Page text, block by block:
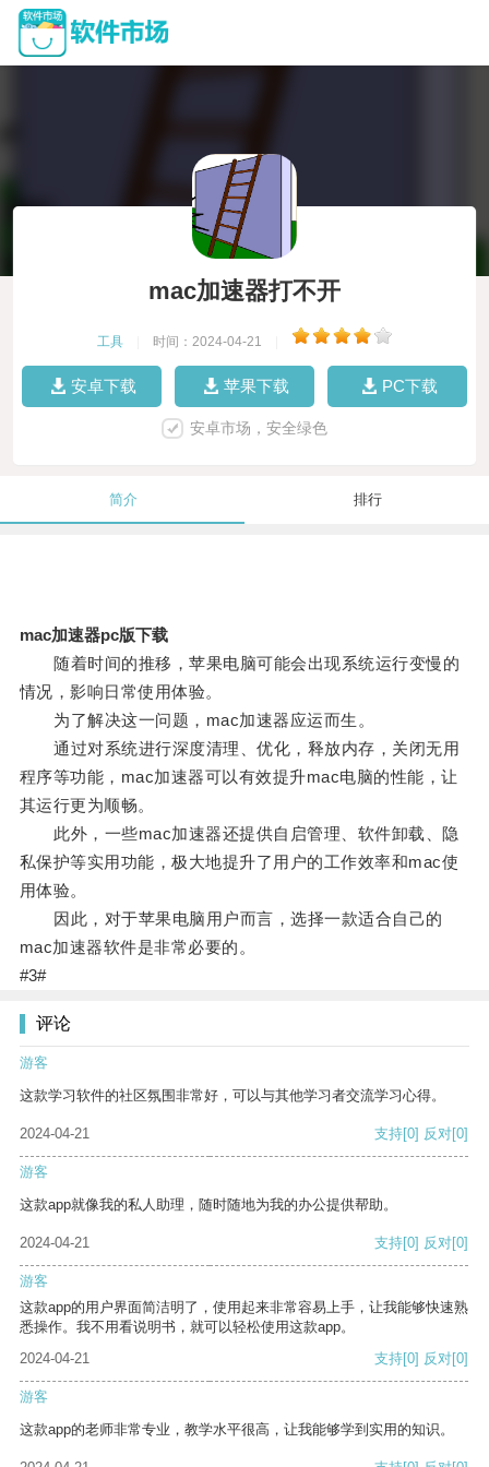
mac加速器打不开
工具 时间：2024-04-21
安卓下载 苹果下载 PC下载
安卓市场，安全绿色
简介 排行
mac加速器pc版下载
随着时间的推移，苹果电脑可能会出现系统运行变慢的
情况，影响日常使用体验。
为了解决这一问题，mac加速器应运而生。
通过对系统进行深度清理、优化，释放内存，关闭无用
程序等功能，mac加速器可以有效提升mac电脑的性能，让
其运行更为顺畅。
此外，一些mac加速器还提供自启管理、软件卸载、隐
私保护等实用功能，极大地提升了用户的工作效率和mac使
用体验。
因此，对于苹果电脑用户而言，选择一款适合自己的
mac加速器软件是非常必要的。
#3#
评论
游客
这款学习软件的社区氛围非常好，可以与其他学习者交流学习心得。
2024-04-21 支持[0] 反对[0]
游客
这款app就像我的私人助理，随时随地为我的办公提供帮助。
2024-04-21 支持[0] 反对[0]
游客
这款app的用户界面简洁明了，使用起来非常容易上手，让我能够快速熟
悉操作。我不用看说明书，就可以轻松使用这款app。
2024-04-21
支持[0] 反对[0]
游客
这款app的老师非常专业，教学水平很高，让我能够学到实用的知识。